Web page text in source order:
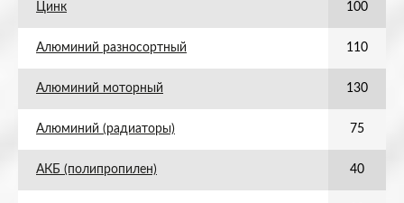
Цинк 100
Алюминий разносортный 110
Алюминий моторный 130
Алюминий (радиаторы) 75
АКБ (полипропилен) 40